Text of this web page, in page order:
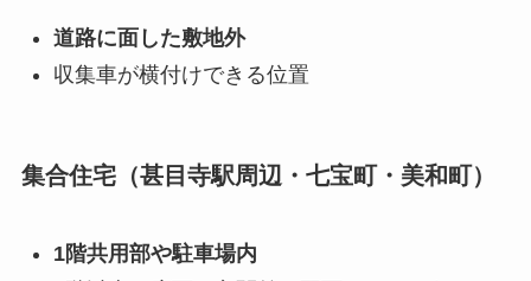
道路に面した敷地外
収集車が横付けできる位置
集合住宅（甚目寺駅周辺・七宝町・美和町）
1階共用部や駐車場内